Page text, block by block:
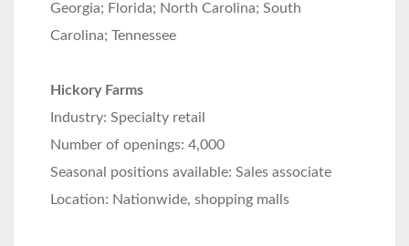
Georgia; Florida; North Carolina; South
Carolina; Tennessee
Hickory Farms
Industry: Specialty retail
Number of openings: 4,000
Seasonal positions available: Sales associate
Location: Nationwide, shopping malls